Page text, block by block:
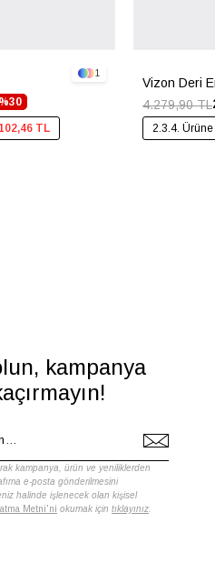
%30
TL
1
Vizon Deri
4.279,90 TL
2.3.4.
kampanya
kampanya, ürün ve yeniliklerden
e-posta gönderilmesini
halinde işlenecek olan kişisel
Metni'ni okumak için tıklayınız